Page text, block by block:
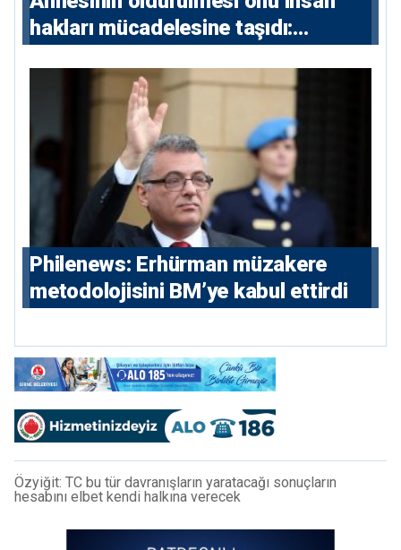
hakları mücadelesine taşıdı:
hikayesi
Philenews: Erhürman müzakere
metodolojisini BM’ye kabul ettirdi
Özyiğit: TC bu tür davranışların yaratacağı sonuçların
hesabını elbet kendi halkına verecek